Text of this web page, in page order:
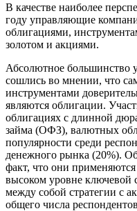
В качестве наиболее
году управляющие
облигациями,
золотом и акциями.
Абсолютное большинство
сошлись во мнении, что
инструментами
являются облигации.
облигациях с длинной
займа (ОФЗ), валютных
популярности среди
денежного рынка (20%).
факт, что они
высоком уровне ключевой
между собой стратегии с
общего числа